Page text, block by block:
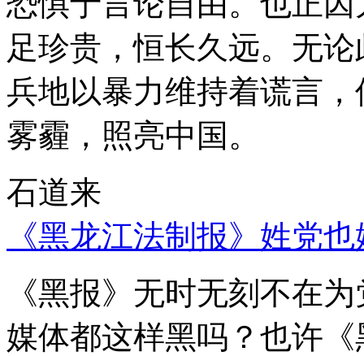
足珍贵，恒长久远。无
兵地以暴力维持着谎言
雾霾，照亮中国。
石道来
《黑龙江法制报》姓党
《黑报》无时无刻不在
媒体都这样黑吗？也许